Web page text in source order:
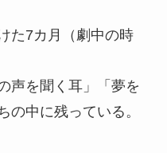
た7カ月（劇中の時
声を聞く耳」「夢を
中に残っている。